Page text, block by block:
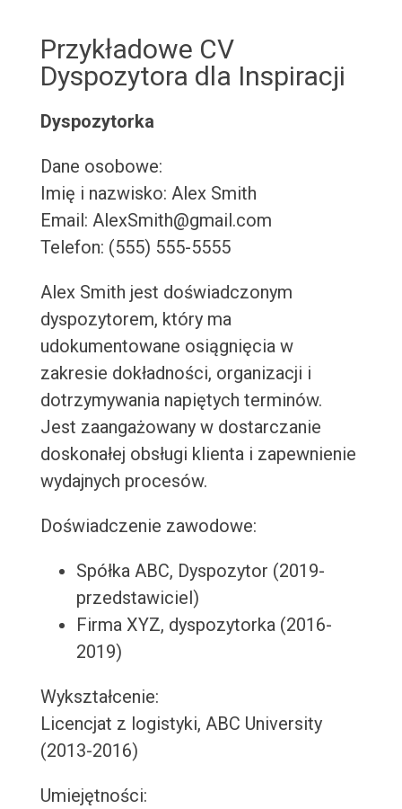
Przykładowe CV
Dyspozytora dla Inspiracji
Dyspozytorka
Dane osobowe:
Imię i nazwisko: Alex Smith
Email: AlexSmith@gmail.com
Telefon: (555) 555-5555
Alex Smith jest doświadczonym
dyspozytorem, który ma
udokumentowane osiągnięcia w
zakresie dokładności, organizacji i
dotrzymywania napiętych terminów.
Jest zaangażowany w dostarczanie
doskonałej obsługi klienta i zapewnienie
wydajnych procesów.
Doświadczenie zawodowe:
Spółka ABC, Dyspozytor (2019-
przedstawiciel)
Firma XYZ, dyspozytorka (2016-
2019)
Wykształcenie:
Licencjat z logistyki, ABC University
(2013-2016)
Umiejętności: